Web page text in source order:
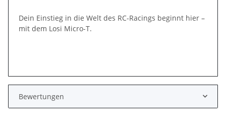
Dein Einstieg in die Welt des RC-Racings beginnt hier –
mit dem Losi Micro-T.
Bewertungen